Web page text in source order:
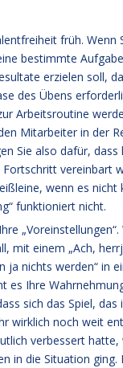
früh. Wenn
bestimmte
erzielen soll,
des Übens
Arbeitsroutine
Mitarbeiter in der
Sie also dafür, dass
vereinbart
wenn es nicht
funktioniert nicht.
„Voreinstellungen“.
mit einem „Ach,
ja nichts werden“ in
es Ihre
sich das Spiel, das
wirklich noch weit
verbessert hatte,
in die Situation ging.